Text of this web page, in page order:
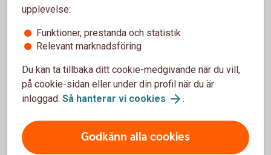
Barndomsvännerna bakom
Signatur Vin & Bistro
upplevelse:
Funktioner, prestanda och statistik
Relevant marknadsföring
Du kan ta tillbaka ditt cookie-medgivande när du vill,
på cookie-sidan eller under din profil när du är
inloggad. Så hanterar vi cookies .
Godkänn alla cookies